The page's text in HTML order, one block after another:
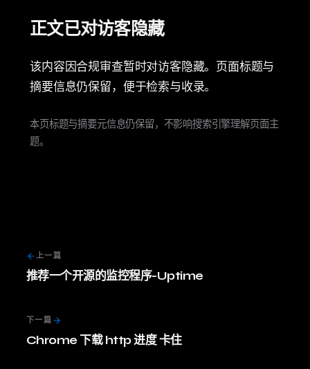
正文已对访客隐藏
该内容因合规审查暂时对访客隐藏。页面标题与
摘要信息仍保留，便于检索与收录。
本页标题与摘要元信息仍保留，不影响搜索引擎理解页面主
题。
上一篇
推荐一个开源的监控程序-Uptime
下一篇
Chrome 下载 http 进度 卡住